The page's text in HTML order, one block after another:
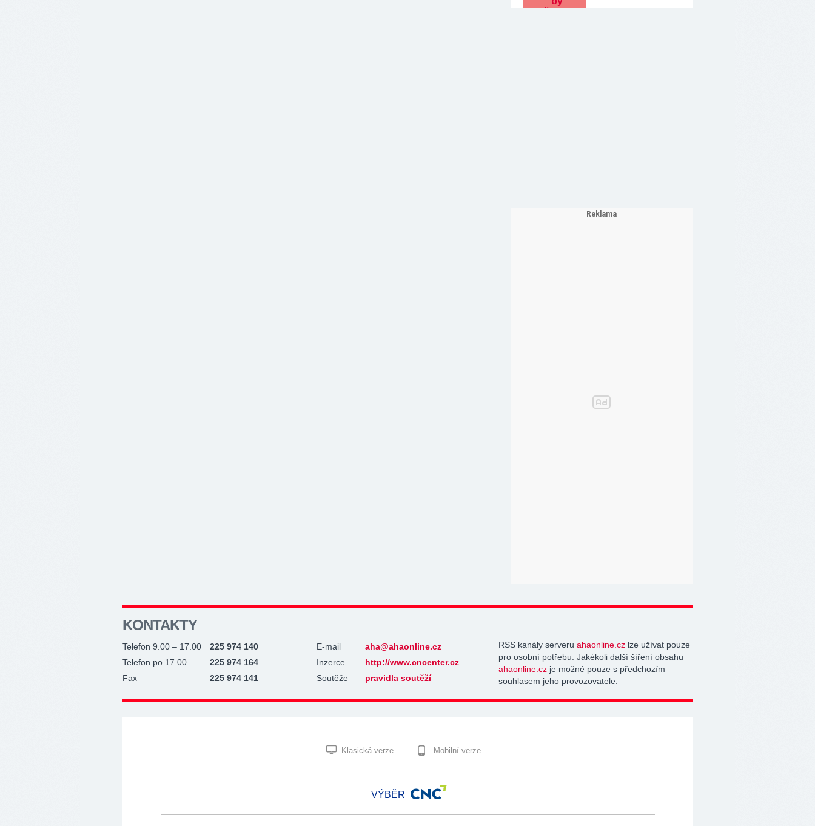
KONTAKTY
Telefon 9.00 – 17.00
225 974 140
Telefon po 17.00
225 974 164
Fax
225 974 141
E-mail
aha@ahaonline.cz
Inzerce
http://www.cncenter.cz
Soutěže
pravidla soutěží
RSS kanály serveru ahaonline.cz lze užívat pouze
pro osobní potřebu. Jakékoli další šíření obsahu
ahaonline.cz je možné pouze s předchozím
souhlasem jeho provozovatele.
Klasická verze Mobilní verze
VÝBĚR